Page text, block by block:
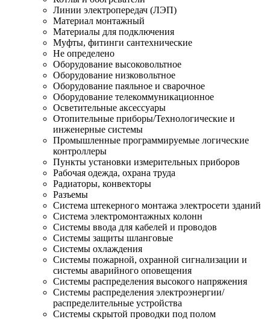
Линии электропередач (ЛЭП)
Материал монтажный
Материалы для подключения
Муфты, фитинги сантехнические
Не определено
Оборудование высоковольтное
Оборудование низковольтное
Оборудование паяльное и сварочное
Оборудование телекоммуникационное
Осветительные аксессуары
Отопительные приборы/Технологические и
инженерные системы
Промышленные программируемые логические
контроллеры
Пункты установки измерительных приборов
Рабочая одежда, охрана труда
Радиаторы, конвекторы
Разъемы
Система штекерного монтажа электросети зданий
Система электромонтажных колонн
Системы ввода для кабелей и проводов
Системы защиты шланговые
Системы охлаждения
Системы пожарной, охранной сигнализации и
системы аварийного оповещения
Системы распределения высокого напряжения
Системы распределения электроэнергии/
распределительные устройства
Системы скрытой проводки под полом